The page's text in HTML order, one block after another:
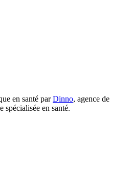
en santé parDinno, agence de
spécialisée en santé.